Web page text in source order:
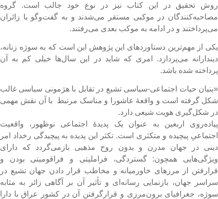
تحقیق در این کتاب نیز در نوع خود جالب است. گروه
در موکبی مستقر می‌شدند و به گفت‌وگو با زائران
و در ادامه به موکب بعدی می‌رفتند.
از مهم‌ترین دستاوردهای این پژوهش این است که به سوژه زنانه،
می‌پردازد. امری که شاید در این سال‌ها خیلی کم به آن
شده باشد.
حیات اجتماعی-سیاسی تشیع در تقابل با هژمونی سیاسی غالب
گرفته است و واقعۀ عاشورا و مناسک مرتبط با آن نقش مهمی
شکل‌گیری هویت شیعی دارد.
اربعین به عنوان یک پدیدۀ اجتماعی نوظهور، واقعیت
پیچیده و متکثری است. تکثر این پدیده به پیچیدگی رخداد امر
در جهان مدرن و بدون روح مذهبی باز‌می‌گردد که دارای
همچون: گستردگی، فراملیتی و فرا‌قومیتی بودن و
از مرزهای خاورمیانه و مخاطب قرار دادن جهان تشیع در
جهان، بازنمایی رسانه‌ای و ‌‌تأثیر آن بر آگاهی زائر به مثابه
جغرافیای برون‌مرزی و قرارگرفتن آن در کشور عراق با دارا